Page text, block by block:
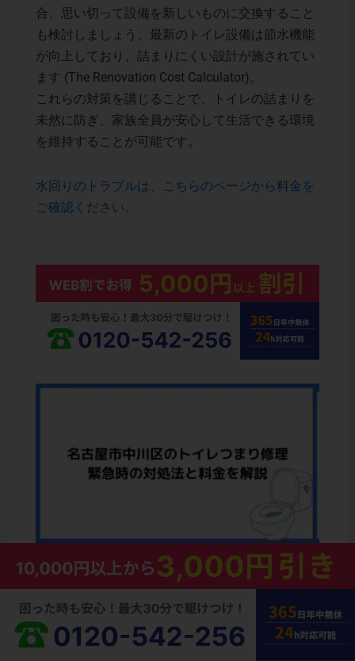
合、思い切って設備を新しいものに交換すること
も検討しましょう。最新のトイレ設備は節水機能
が向上しており、詰まりにくい設計が施されてい
ます​ (The Renovation Cost Calculator)。
これらの対策を講じることで、トイレの詰まりを
未然に防ぎ、家族全員が安心して生活できる環境
を維持することが可能です。
水回りのトラブルは、こちらのページから料金を
ご確認ください。
名古屋市中川区のトイレつまり修理｜緊急時の対処
法と料金を解説
2026年8月8日